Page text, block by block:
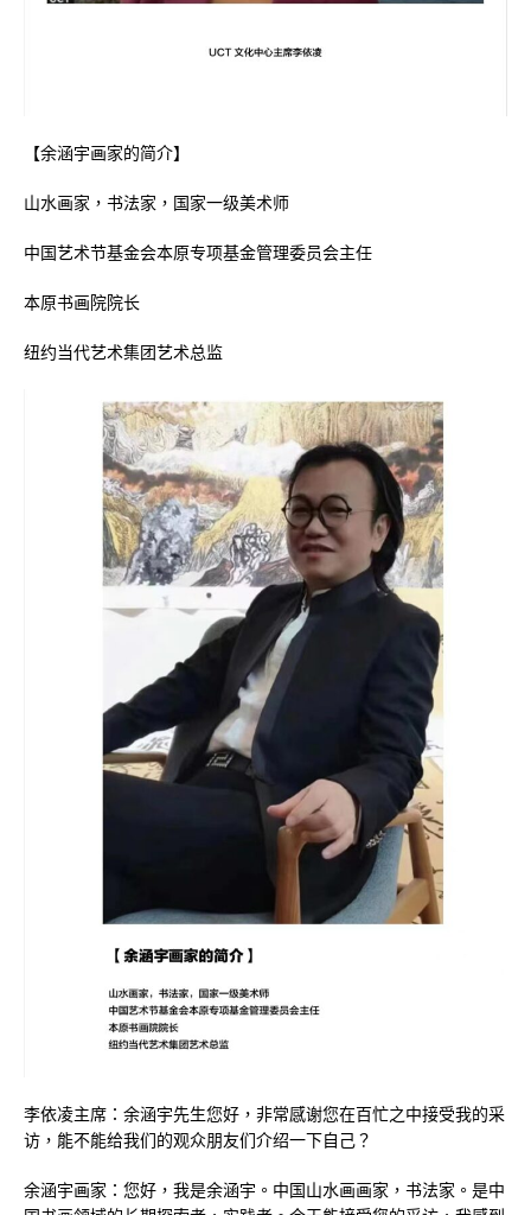
【余涵宇画家的简介】
山水画家，书法家，国家一级美术师
中国艺术节基金会本原专项基金管理委员会主任
本原书画院院长
纽约当代艺术集团艺术总监
李依凌主席：余涵宇先生您好，非常感谢您在百忙之中接受我的采
访，能不能给我们的观众朋友们介绍一下自己？
余涵宇画家：您好，我是余涵宇。中国山水画画家，书法家。是中